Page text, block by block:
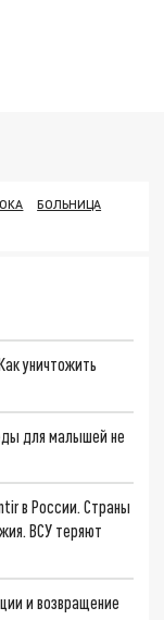
БОЛЬНИЦА
уничтожить
для малышей не
в России. Страны
ВСУ теряют
и возвращение